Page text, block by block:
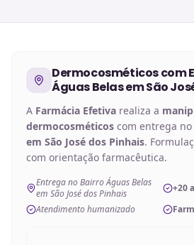
Dermocosméticoscom
Águas Belas em São
A Farmácia Efetiva realiza a
dermocosméticos com entrega no
em São José dos Pinhais.
com orientação farmacêutica.
Entrega no Bairro Águas Belas
em São José dos Pinhais
+20
Atendimento humanizado